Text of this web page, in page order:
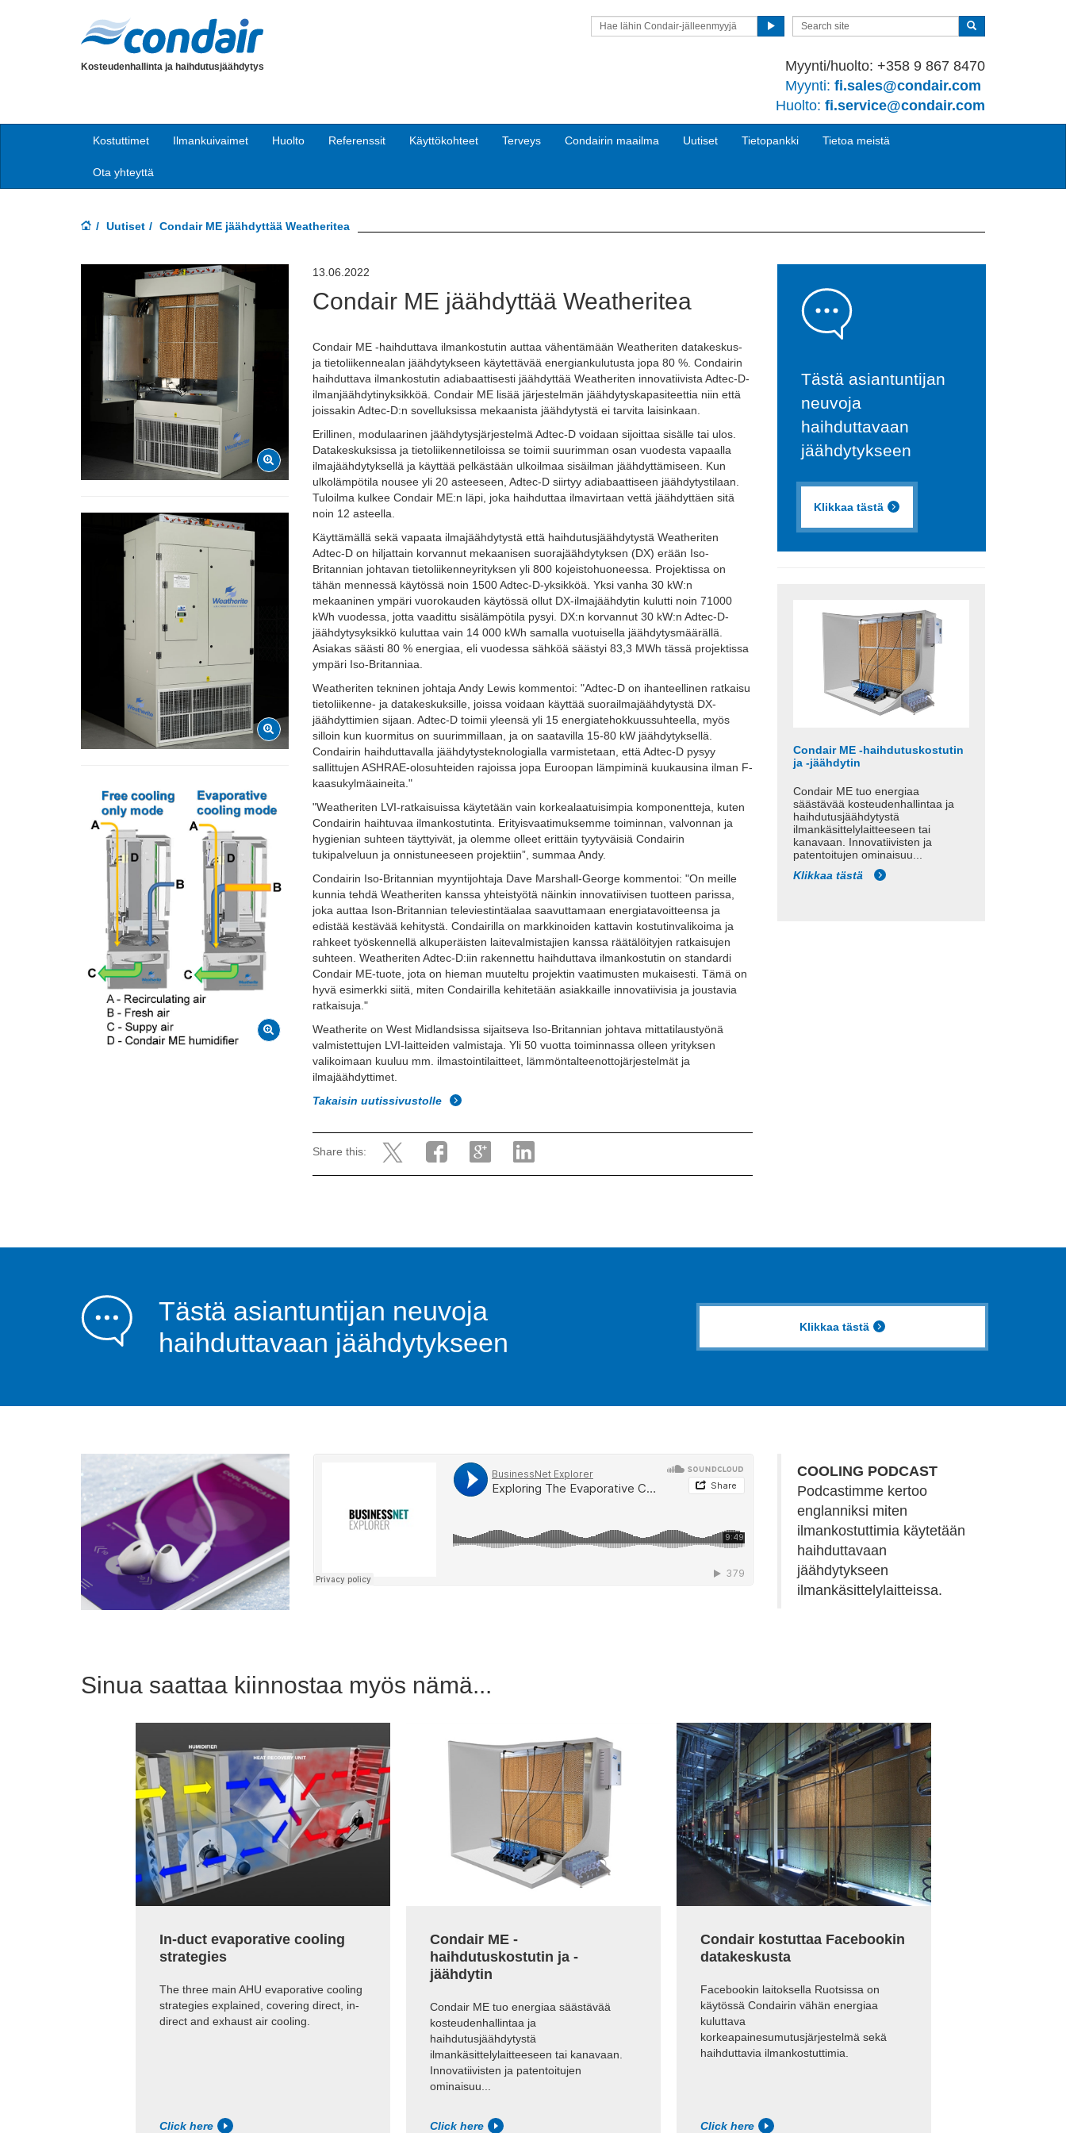
Hae lähin Condair-jälleenmyyjä
Myynti/huolto: +358 9 867 8470
Myynti: fi.sales@condair.com
Huolto: fi.service@condair.com
Kosteudenhallinta ja haihdutusjäähdytys
Kostuttimet Ilmankuivaimet Huolto Referenssit Käyttökohteet Terveys Condairin maailma Uutiset Tietopankki Tietoa meistä
Ota yhteyttä
Uutiset Condair ME jäähdyttää Weatheritea
13.06.2022
Condair ME jäähdyttää Weatheritea
Condair ME -haihduttava ilmankostutin auttaa vähentämään Weatheriten datakeskus-
ja tietoliikennealan jäähdytykseen käytettävää energiankulutusta jopa 80 %. Condairin
haihduttava ilmankostutin adiabaattisesti jäähdyttää Weatheriten innovatiivista Adtec-D-
ilmanjäähdytinyksikköä. Condair ME lisää järjestelmän jäähdytyskapasiteettia niin että
joissakin Adtec-D:n sovelluksissa mekaanista jäähdytystä ei tarvita laisinkaan.
Erillinen, modulaarinen jäähdytysjärjestelmä Adtec-D voidaan sijoittaa sisälle tai ulos.
Datakeskuksissa ja tietoliikennetiloissa se toimii suurimman osan vuodesta vapaalla
ilmajäähdytyksellä ja käyttää pelkästään ulkoilmaa sisäilman jäähdyttämiseen. Kun
ulkolämpötila nousee yli 20 asteeseen, Adtec-D siirtyy adiabaattiseen jäähdytystilaan.
Tuloilma kulkee Condair ME:n läpi, joka haihduttaa ilmavirtaan vettä jäähdyttäen sitä
noin 12 asteella.
Käyttämällä sekä vapaata ilmajäähdytystä että haihdutusjäähdytystä Weatheriten
Adtec-D on hiljattain korvannut mekaanisen suorajäähdytyksen (DX) erään Iso-
Britannian johtavan tietoliikenneyrityksen yli 800 kojeistohuoneessa. Projektissa on
tähän mennessä käytössä noin 1500 Adtec-D-yksikköä. Yksi vanha 30 kW:n
mekaaninen ympäri vuorokauden käytössä ollut DX-ilmajäähdytin kulutti noin 71000
kWh vuodessa, jotta vaadittu sisälämpötila pysyi. DX:n korvannut 30 kW:n Adtec-D-
jäähdytysyksikkö kuluttaa vain 14 000 kWh samalla vuotuisella jäähdytysmäärällä.
Asiakas säästi 80 % energiaa, eli vuodessa sähköä säästyi 83,3 MWh tässä projektissa
ympäri Iso-Britanniaa.
Weatheriten tekninen johtaja Andy Lewis kommentoi: "Adtec-D on ihanteellinen ratkaisu
tietoliikenne- ja datakeskuksille, joissa voidaan käyttää suorailmajäähdytystä DX-
jäähdyttimien sijaan. Adtec-D toimii yleensä yli 15 energiatehokkuussuhteella, myös
silloin kun kuormitus on suurimmillaan, ja on saatavilla 15-80 kW jäähdytyksellä.
Condairin haihduttavalla jäähdytysteknologialla varmistetaan, että Adtec-D pysyy
sallittujen ASHRAE-olosuhteiden rajoissa jopa Euroopan lämpiminä kuukausina ilman F-
kaasukylmäaineita."
"Weatheriten LVI-ratkaisuissa käytetään vain korkealaatuisimpia komponentteja, kuten
Condairin haihtuvaa ilmankostutinta. Erityisvaatimuksemme toiminnan, valvonnan ja
hygienian suhteen täyttyivät, ja olemme olleet erittäin tyytyväisiä Condairin
tukipalveluun ja onnistuneeseen projektiin”, summaa Andy.
Condairin Iso-Britannian myyntijohtaja Dave Marshall-George kommentoi: "On meille
kunnia tehdä Weatheriten kanssa yhteistyötä näinkin innovatiivisen tuotteen parissa,
joka auttaa Ison-Britannian televiestintäalaa saavuttamaan energiatavoitteensa ja
edistää kestävää kehitystä. Condairilla on markkinoiden kattavin kostutinvalikoima ja
rahkeet työskennellä alkuperäisten laitevalmistajien kanssa räätälöityjen ratkaisujen
suhteen. Weatheriten Adtec-D:iin rakennettu haihduttava ilmankostutin on standardi
Condair ME-tuote, jota on hieman muuteltu projektin vaatimusten mukaisesti. Tämä on
hyvä esimerkki siitä, miten Condairilla kehitetään asiakkaille innovatiivisia ja joustavia
ratkaisuja."
Weatherite on West Midlandsissa sijaitseva Iso-Britannian johtava mittatilaustyönä
valmistettujen LVI-laitteiden valmistaja. Yli 50 vuotta toiminnassa olleen yrityksen
valikoimaan kuuluu mm. ilmastointilaitteet, lämmöntalteenottojärjestelmät ja
ilmajäähdyttimet.
Takaisin uutissivustolle
Share this:
Tästä asiantuntijan
neuvoja
haihduttavaan
jäähdytykseen
Klikkaa tästä
Condair ME -haihdutuskostutin
ja -jäähdytin
Condair ME tuo energiaa
säästävää kosteudenhallintaa ja
haihdutusjäähdytystä
ilmankäsittelylaitteeseen tai
kanavaan. Innovatiivisten ja
patentoitujen ominaisuu...
Klikkaa tästä
Tästä asiantuntijan neuvoja
haihduttavaan jäähdytykseen
Klikkaa tästä
COOLING PODCAST
Podcastimme kertoo
englanniksi miten
ilmankostuttimia käytetään
haihduttavaan
jäähdytykseen
ilmankäsittelylaitteissa.
Sinua saattaa kiinnostaa myös nämä...
In-duct evaporative cooling
strategies
The three main AHU evaporative cooling
strategies explained, covering direct, in-
direct and exhaust air cooling.
Click here
Condair ME -
haihdutuskostutin ja -
jäähdytin
Condair ME tuo energiaa säästävää
kosteudenhallintaa ja
haihdutusjäähdytystä
ilmankäsittelylaitteeseen tai kanavaan.
Innovatiivisten ja patentoitujen
ominaisuu...
Click here
Condair kostuttaa Facebookin
datakeskusta
Facebookin laitoksella Ruotsissa on
käytössä Condairin vähän energiaa
kuluttava
korkeapainesumutusjärjestelmä sekä
haihduttavia ilmankostuttimia.
Click here